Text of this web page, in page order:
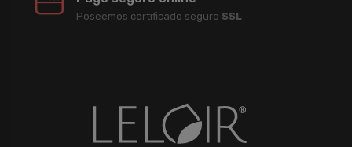
Poseemos certificado seguro SSL